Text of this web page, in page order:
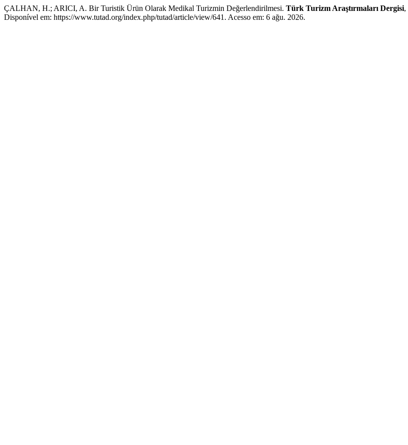
ÇALHAN, H.; ARICI, A. Bir Turistik Ürün Olarak Medikal Turizmin Değerlendirilmesi. Türk Turizm Araştırmaları Dergisi,
Disponível em: https://www.tutad.org/index.php/tutad/article/view/641. Acesso em: 6 ağu. 2026.